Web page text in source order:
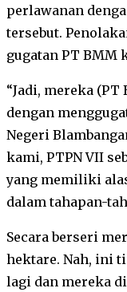
perlawanan
tersebut.
gugatan PT BMM
“Jadi, mereka
dengan
Negeri
kami, PTPN VII
yang memiliki
dalam tahapan-
Secara berseri
hektare. Nah, ini
lagi dan mereka